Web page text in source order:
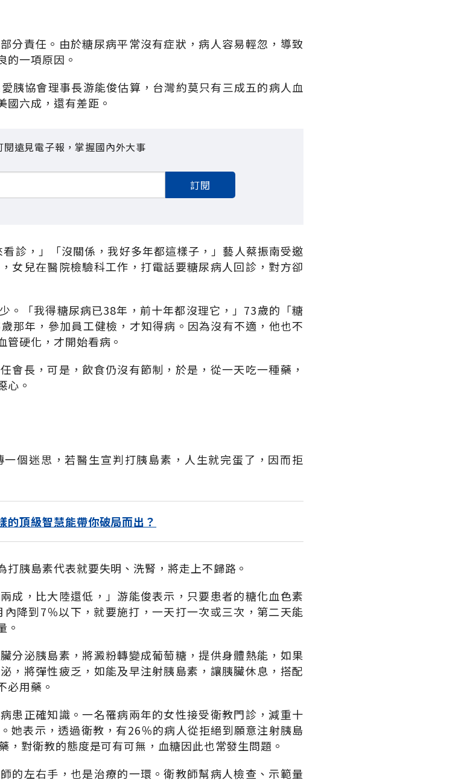
分責任。由於糖尿病平常沒有症狀，病人容易輕忽，導致
的一項原因。
胰協會理事長游能俊估算，台灣約莫只有三成五的病人血
國六成，還有差距。
閱遠見電子報，掌握國內外大事
訂閱
診，」「沒關係，我好多年都這樣子，」藝人蔡振南受邀
女兒在醫院檢驗科工作，打電話要糖尿病人回診，對方卻
。「我得糖尿病已38年，前十年都沒理它，」73歲的「糖
那年，參加員工健檢，才知得病。因為沒有不適，他也不
硬化，才開始看病。
會長，可是，飲食仍沒有節制，於是，從一天吃一種藥，
心。
個迷思，若醫生宣判打胰島素，人生就完蛋了，因而拒
的頂級智慧能帶你破局而出？
胰島素代表就要失明、洗腎，將走上不歸路。
成，比大陸還低，」游能俊表示，只要患者的糖化血色素
降到7％以下，就要施打，一天打一次或三次，第二天能
。
分泌胰島素，將澱粉轉變成葡萄糖，提供身體熱能，如果
，將彈性疲乏，如能及早注射胰島素，讓胰臟休息，搭配
必用藥。
患正確知識。一名罹病兩年的女性接受衛教門診，減重十
她表示，透過衛教，有26％的病人從拒絕到願意注射胰島
對衛教的態度是可有可無，血糖因此也常發生問題。
的左右手，也是治療的一環。衛教師幫病人檢查、示範量